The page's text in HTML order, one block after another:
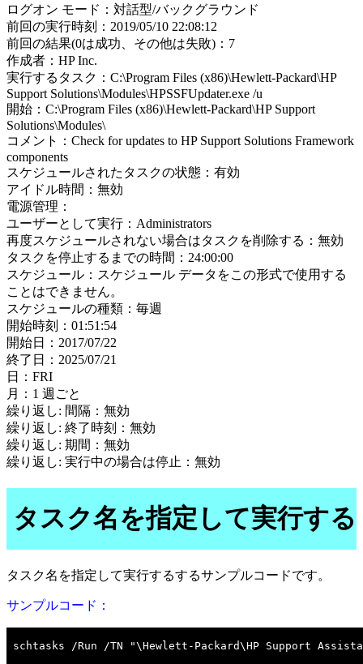
ログオン モード：対話型/バックグラウンド
前回の実行時刻：2019/05/10 22:08:12
前回の結果(0は成功、その他は失敗)：7
作成者：HP Inc.
実行するタスク：C:\Program Files (x86)\Hewlett-Packard\HP
Support Solutions\Modules\HPSSFUpdater.exe /u
開始：C:\Program Files (x86)\Hewlett-Packard\HP Support
Solutions\Modules\
コメント：Check for updates to HP Support Solutions Framework
components
スケジュールされたタスクの状態：有効
アイドル時間：無効
電源管理：
ユーザーとして実行：Administrators
再度スケジュールされない場合はタスクを削除する：無効
タスクを停止するまでの時間：24:00:00
スケジュール：スケジュール データをこの形式で使用する
ことはできません。
スケジュールの種類：毎週
開始時刻：01:51:54
開始日：2017/07/22
終了日：2025/07/21
日：FRI
月：1 週ごと
繰り返し: 間隔：無効
繰り返し: 終了時刻：無効
繰り返し: 期間：無効
繰り返し: 実行中の場合は停止：無効
タスク名を指定して実行する
タスク名を指定して実行するするサンプルコードです。
サンプルコード：